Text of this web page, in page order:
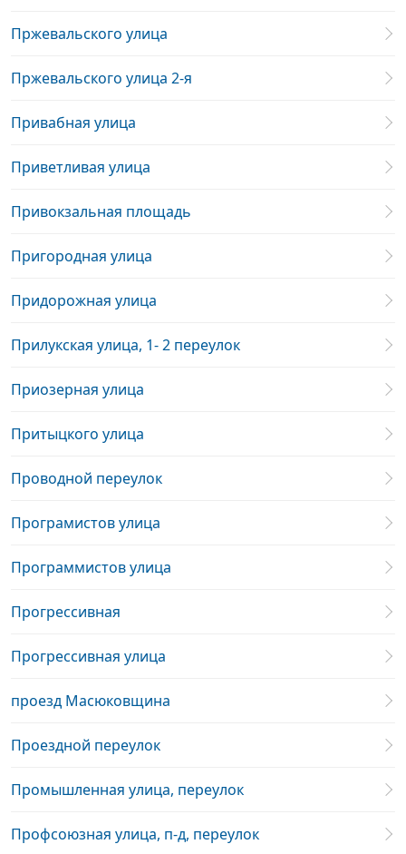
Пржевальского улица
Пржевальского улица 2-я
Привабная улица
Приветливая улица
Привокзальная площадь
Пригородная улица
Придорожная улица
Прилукская улица, 1- 2 переулок
Приозерная улица
Притыцкого улица
Проводной переулок
Програмистов улица
Программистов улица
Прогрессивная
Прогрессивная улица
проезд Масюковщина
Проездной переулок
Промышленная улица, переулок
Профсоюзная улица, п-д, переулок